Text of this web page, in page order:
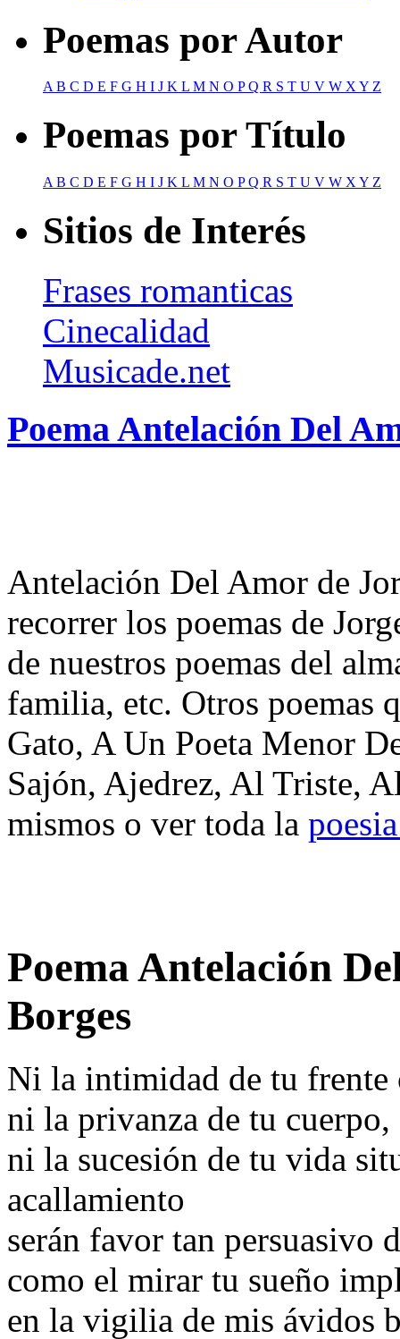
Poemas por Autor
AB C D E F G H I J K L M N O PQ R S T U V W XY Z
Poemas por Título
A B C D E F G H I J K L M N O PQ R S T U V W X Y Z
Sitios de Interés
Frases romanticas
Cinecalidad
Musicade.net
Poema Antelación Del
Antelación Del Amor de
recorrer los poemas de
de nuestros poemas del
familia, etc. Otros poemas
Gato, A Un Poeta Menor
Sajón, Ajedrez, Al Triste,
mismos o ver toda la
Poema Antelación
Borges
Ni la intimidad de tu frente
ni la privanza de tu
ni la sucesión de tu vida
acallamiento
serán favor tan persuasivo
como el mirar tu sueño
en la vigilia de mis ávidos